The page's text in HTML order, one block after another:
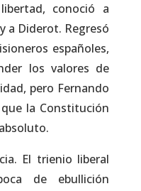
conoció a
a Diderot. Regresó
españoles,
los valores de
pero Fernando
la Constitución
El trienio liberal
de ebullición